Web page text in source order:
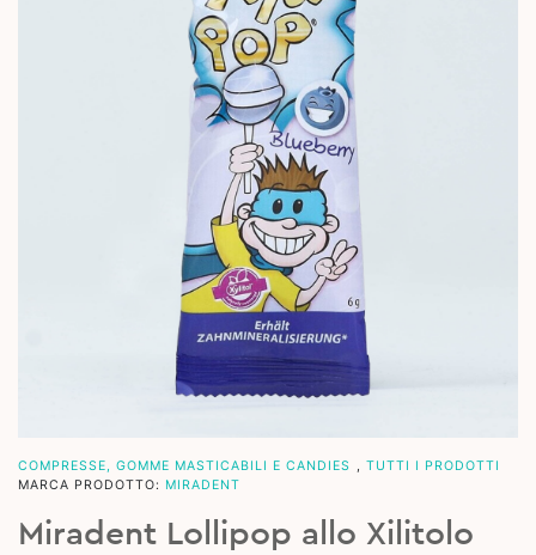
COMPRESSE, GOMME MASTICABILI E CANDIES , TUTTI I PRODOTTI
MARCA PRODOTTO: MIRADENT
Miradent Lollipop allo Xilitolo